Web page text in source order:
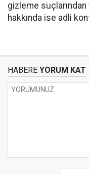
gizleme suçlarından
hakkında ise adli
HABERE YORUM KAT